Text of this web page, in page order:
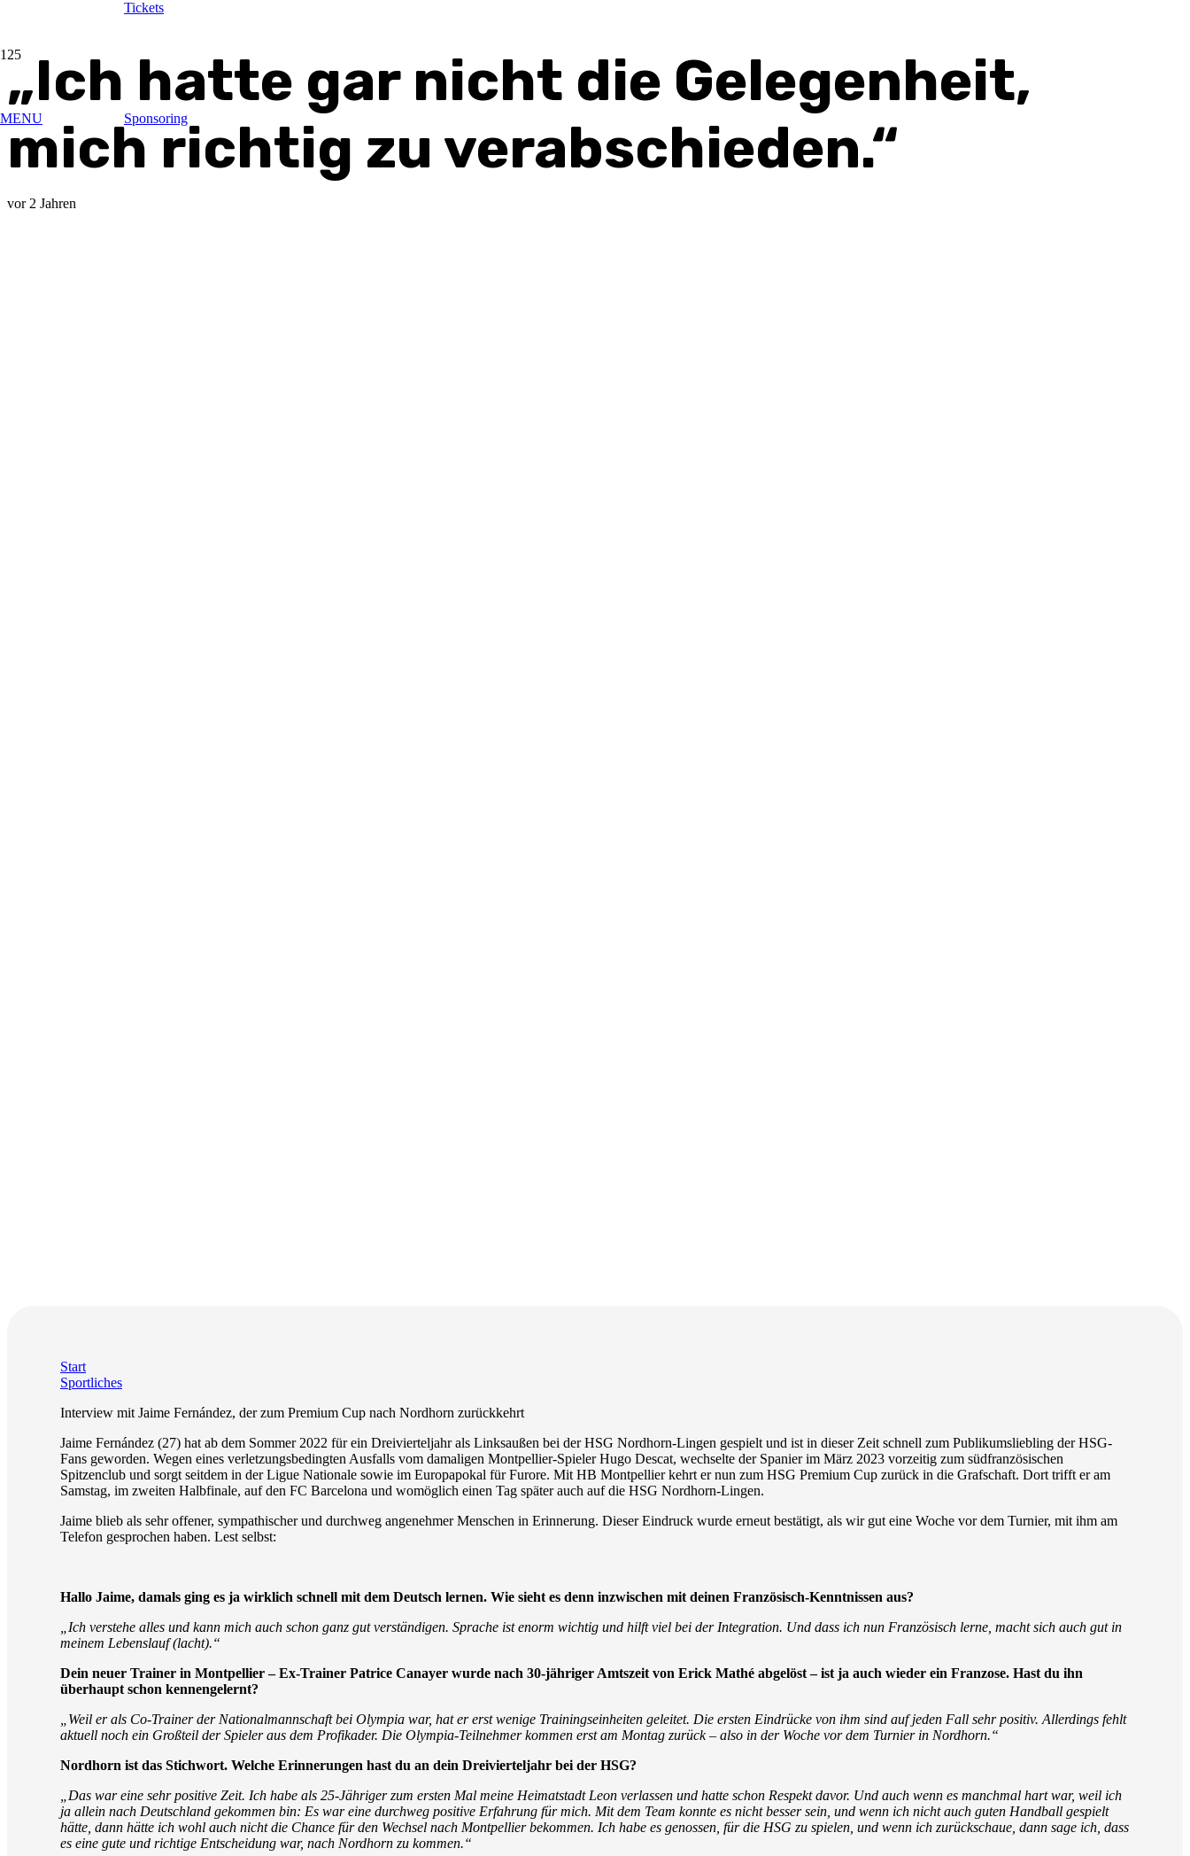
MENU
Tickets
Sponsoring
„Ich hatte gar nicht die Gelegenheit,
mich richtig zu verabschieden.“
vor 2 Jahren
Start
Sportliches
Interview mit Jaime Fernández, der zum Premium Cup nach Nordhorn zurückkehrt
Jaime Fernández (27) hat ab dem Sommer 2022 für ein Dreivierteljahr als Linksaußen bei der HSG Nordhorn-Lingen gespielt und ist in dieser Zeit schnell zum Publikumsliebling der HSG-
Fans geworden. Wegen eines verletzungsbedingten Ausfalls vom damaligen Montpellier-Spieler Hugo Descat, wechselte der Spanier im März 2023 vorzeitig zum südfranzösischen
Spitzenclub und sorgt seitdem in der Ligue Nationale sowie im Europapokal für Furore. Mit HB Montpellier kehrt er nun zum HSG Premium Cup zurück in die Grafschaft. Dort trifft er am
Samstag, im zweiten Halbfinale, auf den FC Barcelona und womöglich einen Tag später auch auf die HSG Nordhorn-Lingen.
Jaime blieb als sehr offener, sympathischer und durchweg angenehmer Menschen in Erinnerung. Dieser Eindruck wurde erneut bestätigt, als wir gut eine Woche vor dem Turnier, mit ihm am
Telefon gesprochen haben. Lest selbst:
Hallo Jaime, damals ging es ja wirklich schnell mit dem Deutsch lernen. Wie sieht es denn inzwischen mit deinen Französisch-Kenntnissen aus?
„Ich verstehe alles und kann mich auch schon ganz gut verständigen. Sprache ist enorm wichtig und hilft viel bei der Integration. Und dass ich nun Französisch lerne, macht sich auch gut in
meinem Lebenslauf (lacht).“
Dein neuer Trainer in Montpellier – Ex-Trainer Patrice Canayer wurde nach 30-jähriger Amtszeit von Erick Mathé abgelöst – ist ja auch wieder ein Franzose. Hast du ihn
überhaupt schon kennengelernt?
„Weil er als Co-Trainer der Nationalmannschaft bei Olympia war, hat er erst wenige Trainingseinheiten geleitet. Die ersten Eindrücke von ihm sind auf jeden Fall sehr positiv. Allerdings fehlt
aktuell noch ein Großteil der Spieler aus dem Profikader. Die Olympia-Teilnehmer kommen erst am Montag zurück – also in der Woche vor dem Turnier in Nordhorn.“
Nordhorn ist das Stichwort. Welche Erinnerungen hast du an dein Dreivierteljahr bei der HSG?
„Das war eine sehr positive Zeit. Ich habe als 25-Jähriger zum ersten Mal meine Heimatstadt Leon verlassen und hatte schon Respekt davor. Und auch wenn es manchmal hart war, weil ich
ja allein nach Deutschland gekommen bin: Es war eine durchweg positive Erfahrung für mich. Mit dem Team konnte es nicht besser sein, und wenn ich nicht auch guten Handball gespielt
hätte, dann hätte ich wohl auch nicht die Chance für den Wechsel nach Montpellier bekommen. Ich habe es genossen, für die HSG zu spielen, und wenn ich zurückschaue, dann sage ich, dass
es eine gute und richtige Entscheidung war, nach Nordhorn zu kommen.“